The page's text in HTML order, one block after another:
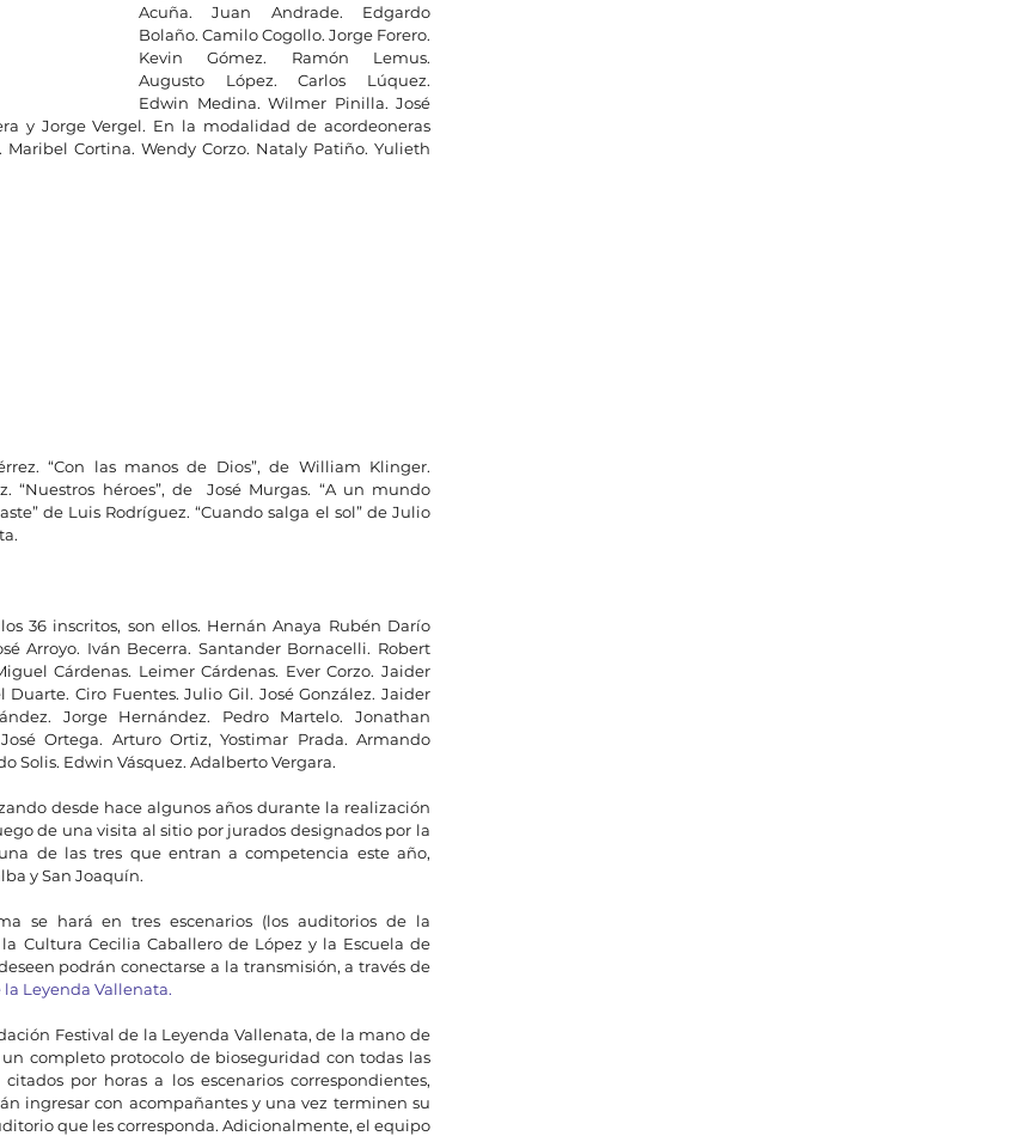
Acuña. Juan Andrade. Edgardo
Bolaño. Camilo Cogollo. Jorge Forero.
Kevin Gómez. Ramón Lemus.
Augusto López. Carlos Lúquez.
Edwin Medina. Wilmer Pinilla. José
y Jorge Vergel. En la modalidad de acordeoneras
Cortina. Wendy Corzo. Nataly Patiño. Yulieth
“Con las manos de Dios”, de William Klinger.
“Nuestros héroes”, de  José Murgas. “A un mundo
de Luis Rodríguez. “Cuando salga el sol” de Julio
36 inscritos, son ellos. Hernán Anaya Rubén Darío
Arroyo. Iván Becerra. Santander Bornacelli. Robert
Cárdenas. Leimer Cárdenas. Ever Corzo. Jaider
Ciro Fuentes. Julio Gil. José González. Jaider
Jorge Hernández. Pedro Martelo. Jonathan
Ortega. Arturo Ortiz, Yostimar Prada. Armando
Solis. Edwin Vásquez. Adalberto Vergara.
desde hace algunos años durante la realización
de una visita al sitio por jurados designados por la
de las tres que entran a competencia este año,
y San Joaquín.
se hará en tres escenarios (los auditorios de la
Cultura Cecilia Caballero de López y la Escuela de
podrán conectarse a la transmisión, a través de
Leyenda Vallenata.
Festival de la Leyenda Vallenata, de la mano de
completo protocolo de bioseguridad con todas las
por horas a los escenarios correspondientes,
ingresar con acompañantes y una vez terminen su
que les corresponda. Adicionalmente, el equipo